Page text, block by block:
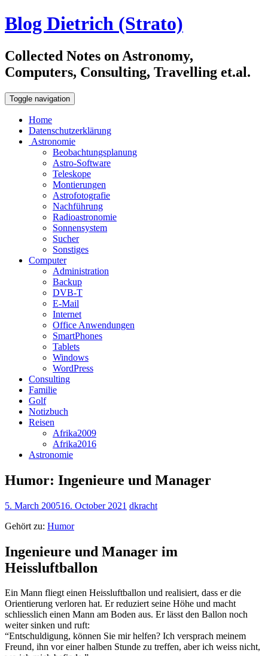
Blog Dietrich (Strato)
Collected Notes on Astronomy,
Computers, Consulting, Travelling et.al.
Toggle navigation
Home
Datenschutzerklärung
Astronomie
Beobachtungsplanung
Astro-Software
Teleskope
Montierungen
Astrofotografie
Nachführung
Radioastronomie
Sonnensystem
Sucher
Sonstiges
Computer
Administration
Backup
DVB-T
E-Mail
Internet
Office Anwendungen
SmartPhones
Tablets
Windows
WordPress
Consulting
Familie
Golf
Notizbuch
Reisen
Afrika2009
Afrika2016
Astronomie
Humor: Ingenieure und Manager
5. March 200516. October 2021 dkracht
Gehört zu: Humor
Ingenieure und Manager im
Heissluftballon
Ein Mann fliegt einen Heissluftballon und realisiert, dass er die
Orientierung verloren hat. Er reduziert seine Höhe und macht
schliesslich einen Mann am Boden aus. Er lässt den Ballon noch
weiter sinken und ruft:
“Entschuldigung, können Sie mir helfen? Ich versprach meinem
Freund, ihn vor einer halben Stunde zu treffen, aber ich weiss nicht,